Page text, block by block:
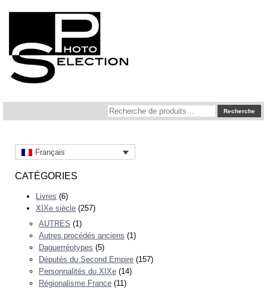
Recherche
pour :
Recherche
Français
CATÉGORIES
Livres (6)
XIXe siècle (257)
AUTRES (1)
Autres procédés anciens (1)
Daguerréotypes (5)
Députés du Second Empire (157)
Personnalités du XIXe (14)
Régionalisme France (11)